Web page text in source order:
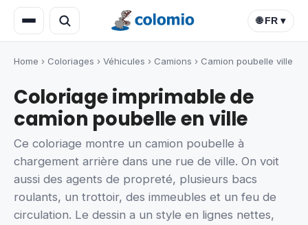
🌐 FR ▾
Home › Coloriages › Véhicules › Camions › Camion poubelle ville
Coloriage imprimable de
camion poubelle en ville
Ce coloriage montre un camion poubelle à
chargement arrière dans une rue de ville. On voit
aussi des agents de propreté, plusieurs bacs
roulants, un trottoir, des immeubles et un feu de
circulation. Le dessin a un style en lignes nettes,